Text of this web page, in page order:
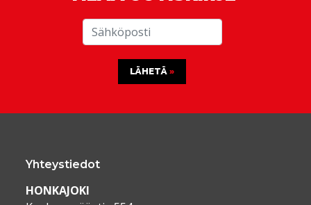
LÄHETÄ
Yhteystiedot
HONKAJOKI